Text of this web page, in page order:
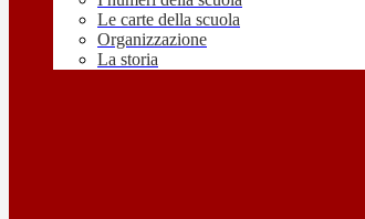
Le carte della scuola
Organizzazione
La storia